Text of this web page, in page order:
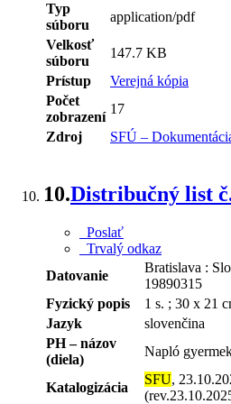
Typ
súboru
application/pdf
Velkosť
súboru
147.7 KB
Prístup
Verejná kópia
Počet
zobrazení
17
Zdroj
SFÚ –
10.Distribučný list
Poslať
Trvalý odkaz
Datovanie
Bratislava :
19890315
Fyzický popis
1 s. ; 30 x 21
Jazyk
slovenčina
PH – názov
(diela)
Napló
Katalogizácia
SFU,